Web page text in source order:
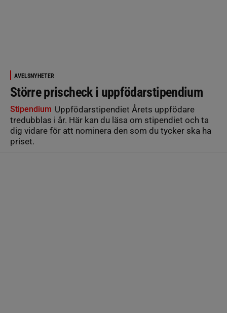
AVELSNYHETER
Större prischeck i uppfödarstipendium
Stipendium Uppfödarstipendiet Årets uppfödare
tredubblas i år. Här kan du läsa om stipendiet och ta
dig vidare för att nominera den som du tycker ska ha
priset.